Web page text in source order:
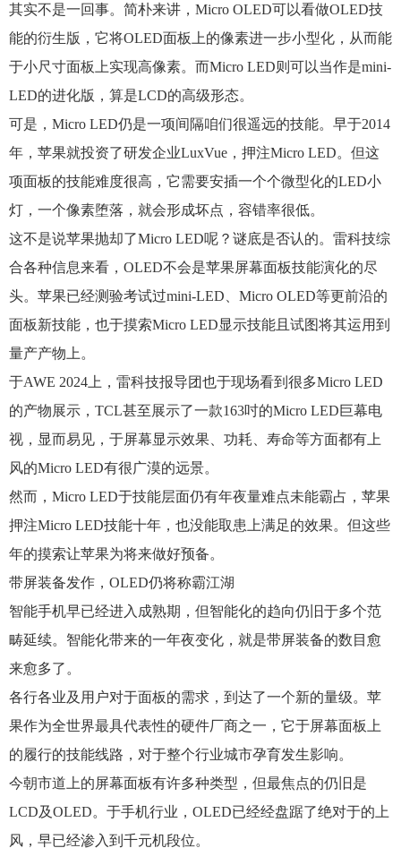
其实不是一回事。简朴来讲，Micro OLED可以看做OLED技
能的衍生版，它将OLED面板上的像素进一步小型化，从而能
于小尺寸面板上实现高像素。而Micro LED则可以当作是mini-
LED的进化版，算是LCD的高级形态。
可是，Micro LED仍是一项间隔咱们很遥远的技能。早于2014
年，苹果就投资了研发企业LuxVue，押注Micro LED。但这
项面板的技能难度很高，它需要安插一个个微型化的LED小
灯，一个像素堕落，就会形成坏点，容错率很低。
这不是说苹果抛却了Micro LED呢？谜底是否认的。雷科技综
合各种信息来看，OLED不会是苹果屏幕面板技能演化的尽
头。苹果已经测验考试过mini‑LED、Micro OLED等更前沿的
面板新技能，也于摸索Micro LED显示技能且试图将其运用到
量产产物上。
于AWE 2024上，雷科技报导团也于现场看到很多Micro LED
的产物展示，TCL甚至展示了一款163吋的Micro LED巨幕电
视，显而易见，于屏幕显示效果、功耗、寿命等方面都有上
风的Micro LED有很广漠的远景。
然而，Micro LED于技能层面仍有年夜量难点未能霸占，苹果
押注Micro LED技能十年，也没能取患上满足的效果。但这些
年的摸索让苹果为将来做好预备。
带屏装备发作，OLED仍将称霸江湖
智能手机早已经进入成熟期，但智能化的趋向仍旧于多个范
畴延续。智能化带来的一年夜变化，就是带屏装备的数目愈
来愈多了。
各行各业及用户对于面板的需求，到达了一个新的量级。苹
果作为全世界最具代表性的硬件厂商之一，它于屏幕面板上
的履行的技能线路，对于整个行业城市孕育发生影响。
今朝市道上的屏幕面板有许多种类型，但最焦点的仍旧是
LCD及OLED。于手机行业，OLED已经经盘踞了绝对于的上
风，早已经渗入到千元机段位。